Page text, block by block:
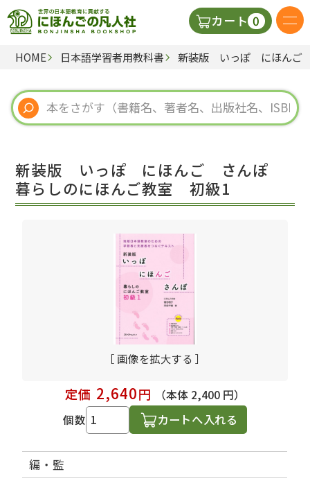
カート 0
日本語の教科書
視聴覚・補助教材
教師用参考書
HOME 日本語学習者用教科書 新装版 いっぽ にほん
新装版 いっぽ にほんご さんぽ
暮らしのにほんご教室 初級1
［ 画像を拡大する ］
定価 2,640円
（本体 2,400 円）
個数
カートへ入れる
編・監